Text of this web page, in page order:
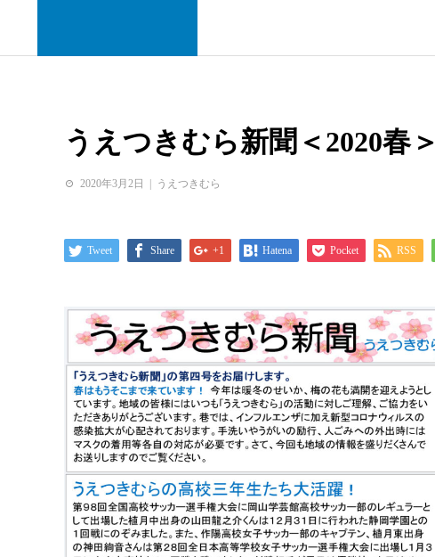
うえつきむら新聞＜2020春＞
2020年3月2日 うえつきむら
Tweet Share +1 Hatena Pocket RSS